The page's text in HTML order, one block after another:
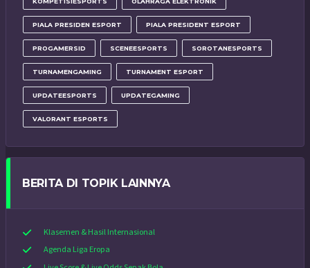
PIALA PRESIDEN ESPORT PIALA PRESIDENT ESPORT
PROGAMERSID SCENEESPORTS SOROTANESPORTS
TURNAMENGAMING TURNAMENT ESPORT
UPDATEESPORTS UPDATEGAMING
VALORANT ESPORTS
BERITA DI TOPIK LAINNYA
Klasemen & Hasil Internasional
Agenda Liga Eropa